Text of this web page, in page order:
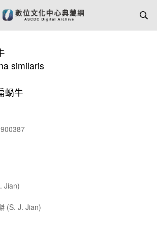
similaris
蝸牛
Jian)
(S. J. Jian)